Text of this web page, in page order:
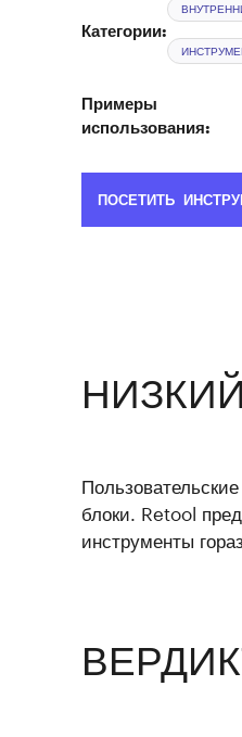
Категории:
Примеры
использования:
ПОСЕТИТЬ
блоки. Retool
инструменты
ВЕРДИКТ